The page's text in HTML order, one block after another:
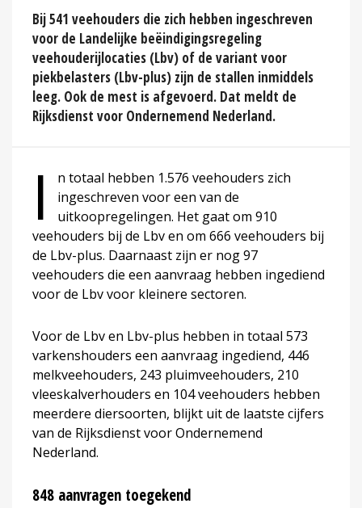
Bij 541 veehouders die zich hebben ingeschreven
voor de Landelijke beëindigingsregeling
veehouderijlocaties (Lbv) of de variant voor
piekbelasters (Lbv-plus) zijn de stallen inmiddels
leeg. Ook de mest is afgevoerd. Dat meldt de
Rijksdienst voor Ondernemend Nederland.
I
n totaal hebben 1.576 veehouders zich
ingeschreven voor een van de
uitkoopregelingen. Het gaat om 910
veehouders bij de Lbv en om 666 veehouders bij
de Lbv-plus. Daarnaast zijn er nog 97
veehouders die een aanvraag hebben ingediend
voor de Lbv voor kleinere sectoren.
Voor de Lbv en Lbv-plus hebben in totaal 573
varkenshouders een aanvraag ingediend, 446
melkveehouders, 243 pluimveehouders, 210
vleeskalverhouders en 104 veehouders hebben
meerdere diersoorten, blijkt uit de laatste cijfers
van de Rijksdienst voor Ondernemend
Nederland.
848 aanvragen toegekend